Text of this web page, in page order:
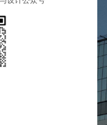
统
统
别系统